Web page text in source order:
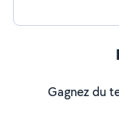
Gagnez du